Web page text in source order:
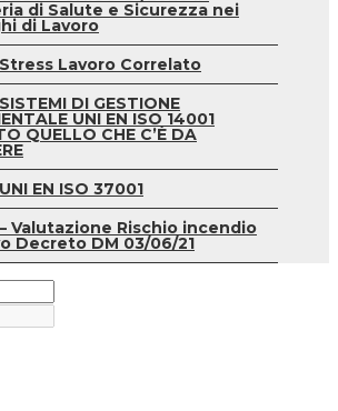
di Salute e Sicurezza nei
di Lavoro
Lavoro Correlato
DI GESTIONE
UNI EN ISO 14001
QUELLO CHE C’È DA
EN ISO 37001
Valutazione Rischio incendio
Decreto DM 03/06/21